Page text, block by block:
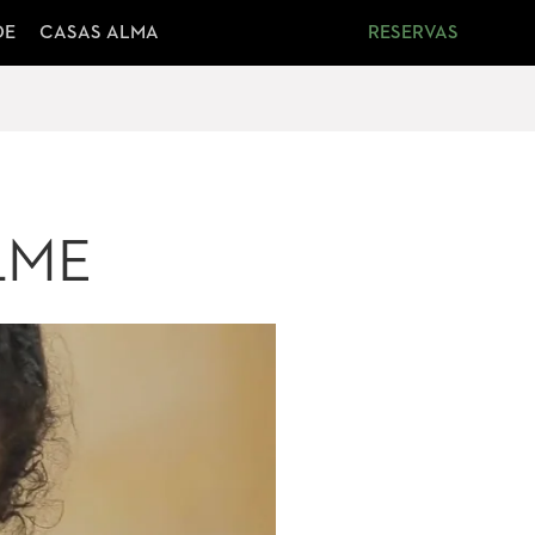
CASAS ALMA RESERVAS